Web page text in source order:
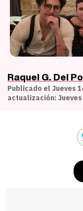
Raquel G. Del
Publicado el Jueves
actualización: